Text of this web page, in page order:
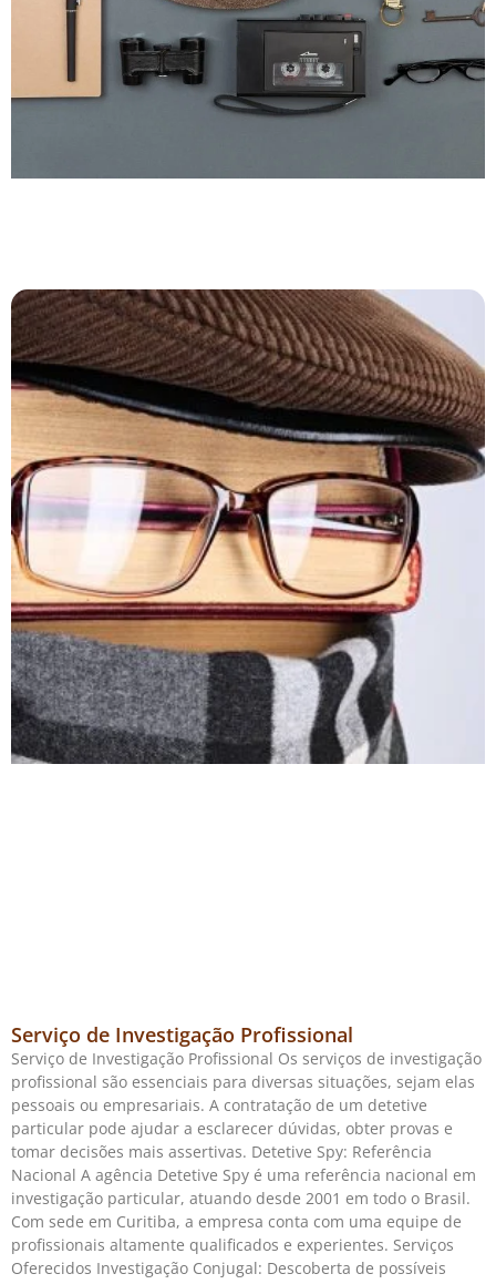
Serviço de Investigação Profissional
Serviço de Investigação Profissional Os serviços de investigação
profissional são essenciais para diversas situações, sejam elas
pessoais ou empresariais. A contratação de um detetive
particular pode ajudar a esclarecer dúvidas, obter provas e
tomar decisões mais assertivas. Detetive Spy: Referência
Nacional A agência Detetive Spy é uma referência nacional em
investigação particular, atuando desde 2001 em todo o Brasil.
Com sede em Curitiba, a empresa conta com uma equipe de
profissionais altamente qualificados e experientes. Serviços
Oferecidos Investigação Conjugal: Descoberta de possíveis